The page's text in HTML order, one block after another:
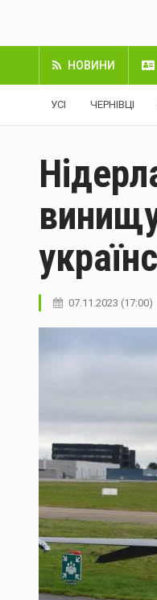
НОВИНИ
УСІ ЧЕРНІВЦІ
07.11.2023 (17:00)